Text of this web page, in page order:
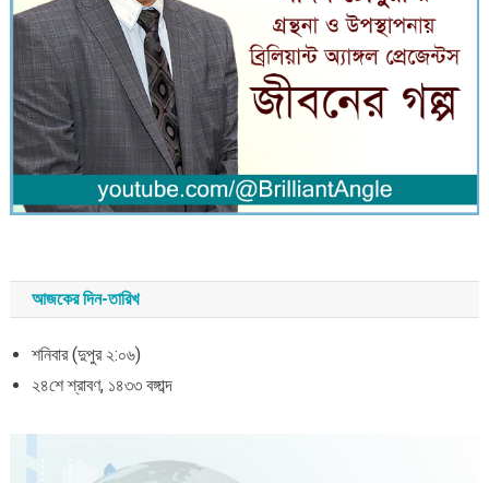
আজকের দিন-তারিখ
শনিবার (দুপুর ২:০৬)
২৪শে শ্রাবণ, ১৪৩৩ বঙ্গাব্দ